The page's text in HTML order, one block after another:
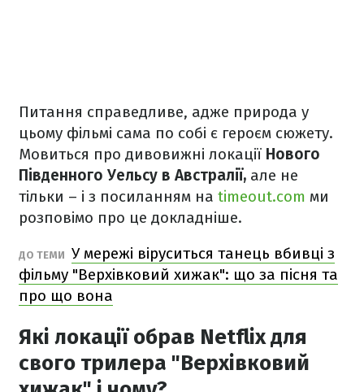
Питання справедливе, адже природа у
цьому фільмі сама по собі є героєм сюжету.
Мовиться про дивовижні локації Нового
Південного Уельсу в Австралії, але не
тільки – і з посиланням на timeout.com ми
розповімо про це докладніше.
ДО ТЕМИ У мережі віруситься танець вбивці з
фільму "Верхівковий хижак": що за пісня та
про що вона
Які локації обрав Netflix для
свого трилера "Верхівковий